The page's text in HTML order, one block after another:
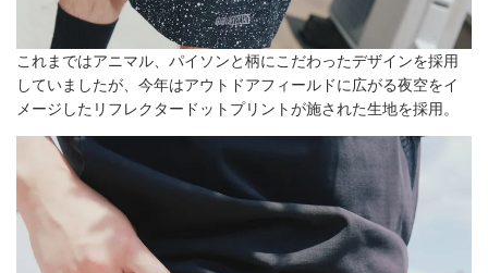
これまではアニマル、パイソンと柄にこだわったデザインを採用
していましたが、今年はアウトドアフィールドに広がる夜空をイ
メージしたリフレクタードットプリントが施された生地を採用。